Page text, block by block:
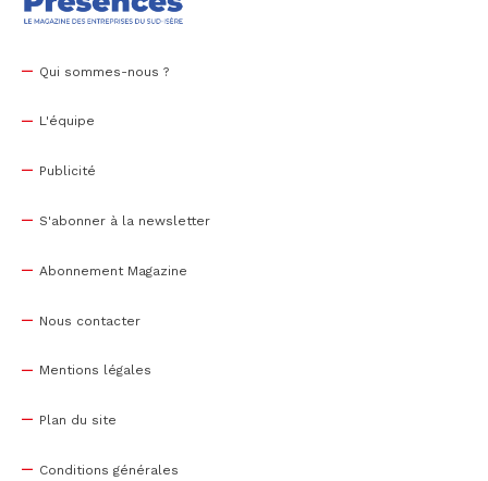
Qui sommes-nous ?
L'équipe
Publicité
S'abonner à la newsletter
Abonnement Magazine
Nous contacter
Mentions légales
Plan du site
Conditions générales